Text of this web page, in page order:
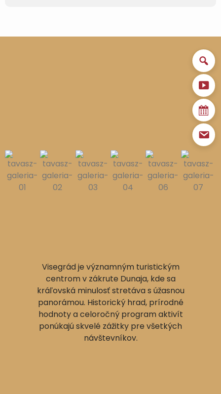
Visegrád je významným turistickým
centrom v zákrute Dunaja, kde sa
kráľovská minulosť stretáva s úžasnou
panorámou. Historický hrad, prírodné
hodnoty a celoročný program aktivít
ponúkajú skvelé zážitky pre všetkých
návštevníkov.